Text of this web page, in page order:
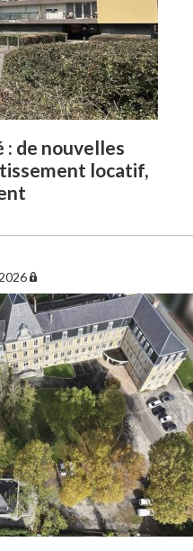
de nouvelles
locatif,